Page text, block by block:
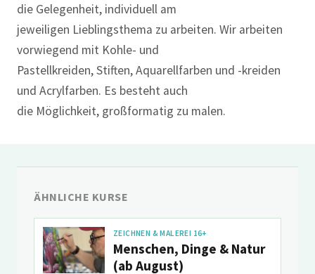
die Gelegenheit, individuell am
jeweiligen Lieblingsthema zu arbeiten. Wir arbeiten
vorwiegend mit Kohle- und
Pastellkreiden, Stiften, Aquarellfarben und -kreiden
und Acrylfarben. Es besteht auch
die Möglichkeit, großformatig zu malen.
ÄHNLICHE KURSE
ZEICHNEN & MALEREI 16+
Menschen, Dinge & Natur
(ab August)